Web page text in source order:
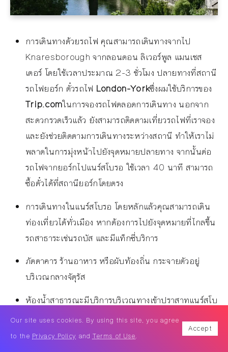
การเดินทางด้วยรถไฟ คุณสามารถเดินทางจากไป
Knaresborough จากลอนดอน ลิเวอร์พูล แมนเชส
เตอร์ โดยใช้เวลาประมาณ 2-3 ชั่วโมง ปลายทางที่สถานี
รถไฟยอร์ก ตั๋วรถไฟ London-Yorkซึ่งผมใช้บริการของ
Trip.comในการจองรถไฟตลอดการเดินทาง นอกจาก
สะดวกรวดเร็วแล้ว ยังสามารถติดตามเที่ยวรถไฟที่เราจอง
และยังช่วยติดตามการเดินทางระหว่างสถานี ทำให้เราไม่
พลาดในการมุ่งหน้าไปยังจุดหมายปลายทาง จากนั้นต่อ
รถไฟจากยอร์กไปแนร์สโบรอ ใช้เวลา 40 นาที สามารถ
ซื้อตั๋วได้ที่สถานียอร์กโดยตรง
การเดินทางในแนร์สโบรอ โดยหลักแล้วคุณสามารถเดิน
ท่องเที่ยวได้ทั่วเมือง หากต้องการไปยังจุดหมายที่ไกลขึ้น
รถสาธาระเช่นรถบัส และมีแท็กซี่บริการ
ภัตตาคาร ร้านอาหาร หรือผับท้องถิ่น กระจายตัวอยู่
บริเวณกลางจัตุรัส
ห้องน้ำสาธารณะมีบริการบริเวณทางเข้าปราสาทแนร์สโบ
รอด้านตัวเมือง
Our site uses cookies. By using this site, you agree
to the Privacy Policy andTerms of Use.
Accept